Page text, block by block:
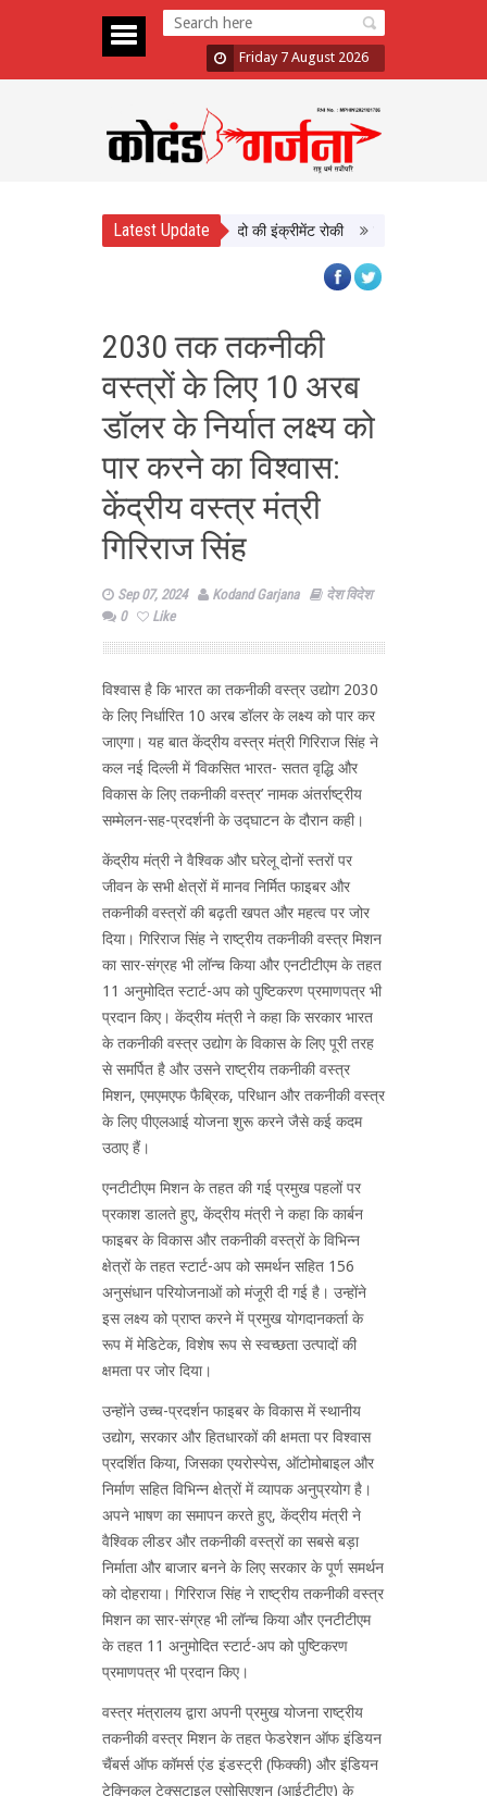
Friday 7 August 2026
Latest Update
दिखाई सख्ती, 3 अधिकारी निलंबित; दो की इंक्रीमेंट रोकी पंजाब चुनाव से पहले PM
2030 तक तकनीकी
वस्त्रों के लिए 10 अरब
डॉलर के निर्यात लक्ष्य को
पार करने का विश्वास:
केंद्रीय वस्त्र मंत्री
गिरिराज सिंह
Sep 07, 2024 Kodand Garjana
देश विदेश
0
Like
विश्वास है कि भारत का तकनीकी वस्त्र उद्योग 2030
के लिए निर्धारित 10 अरब डॉलर के लक्ष्य को पार कर
जाएगा। यह बात केंद्रीय वस्त्र मंत्री गिरिराज सिंह ने
कल नई दिल्ली में ‘विकसित भारत- सतत वृद्धि और
विकास के लिए तकनीकी वस्त्र’ नामक अंतर्राष्ट्रीय
सम्मेलन-सह-प्रदर्शनी के उद्घाटन के दौरान कही।
केंद्रीय मंत्री ने वैश्विक और घरेलू दोनों स्तरों पर
जीवन के सभी क्षेत्रों में मानव निर्मित फाइबर और
तकनीकी वस्त्रों की बढ़ती खपत और महत्व पर जोर
दिया। गिरिराज सिंह ने राष्ट्रीय तकनीकी वस्त्र मिशन
का सार-संग्रह भी लॉन्च किया और एनटीटीएम के तहत
11 अनुमोदित स्टार्ट-अप को पुष्टिकरण प्रमाणपत्र भी
प्रदान किए। केंद्रीय मंत्री ने कहा कि सरकार भारत
के तकनीकी वस्त्र उद्योग के विकास के लिए पूरी तरह
से समर्पित है और उसने राष्ट्रीय तकनीकी वस्त्र
मिशन, एमएमएफ फैब्रिक, परिधान और तकनीकी वस्त्र
के लिए पीएलआई योजना शुरू करने जैसे कई कदम
उठाए हैं।
एनटीटीएम मिशन के तहत की गई प्रमुख पहलों पर
प्रकाश डालते हुए, केंद्रीय मंत्री ने कहा कि कार्बन
फाइबर के विकास और तकनीकी वस्त्रों के विभिन्न
क्षेत्रों के तहत स्टार्ट-अप को समर्थन सहित 156
अनुसंधान परियोजनाओं को मंजूरी दी गई है। उन्होंने
इस लक्ष्य को प्राप्त करने में प्रमुख योगदानकर्ता के
रूप में मेडिटेक, विशेष रूप से स्वच्छता उत्पादों की
क्षमता पर जोर दिया।
उन्होंने उच्च-प्रदर्शन फाइबर के विकास में स्थानीय
उद्योग, सरकार और हितधारकों की क्षमता पर विश्वास
प्रदर्शित किया, जिसका एयरोस्पेस, ऑटोमोबाइल और
निर्माण सहित विभिन्न क्षेत्रों में व्यापक अनुप्रयोग है।
अपने भाषण का समापन करते हुए, केंद्रीय मंत्री ने
वैश्विक लीडर और तकनीकी वस्त्रों का सबसे बड़ा
निर्माता और बाजार बनने के लिए सरकार के पूर्ण समर्थन
को दोहराया। गिरिराज सिंह ने राष्ट्रीय तकनीकी वस्त्र
मिशन का सार-संग्रह भी लॉन्च किया और एनटीटीएम
के तहत 11 अनुमोदित स्टार्ट-अप को पुष्टिकरण
प्रमाणपत्र भी प्रदान किए।
वस्त्र मंत्रालय द्वारा अपनी प्रमुख योजना राष्ट्रीय
तकनीकी वस्त्र मिशन के तहत फेडरेशन ऑफ इंडियन
चैंबर्स ऑफ कॉमर्स एंड इंडस्ट्री (फिक्की) और इंडियन
टेक्निकल टेक्सटाइल एसोसिएशन (आईटीटीए) के